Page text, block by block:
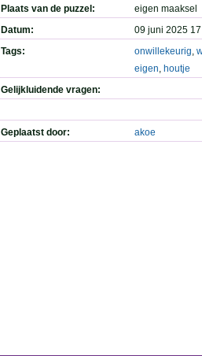
Plaats van de puzzel:
eigen maaksel
Datum:
09 juni 2025
Tags:
onwillekeurig,
eigen, houtje
Gelijkluidende vragen:
Geplaatst door: akoe